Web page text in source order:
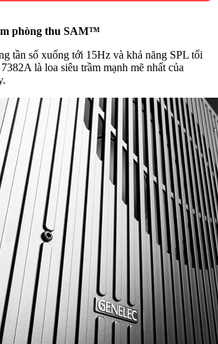
phòng thu SAM™
tần số xuống tới 15Hz và khả năng SPL tối
là loa siêu trầm mạnh mẽ nhất của